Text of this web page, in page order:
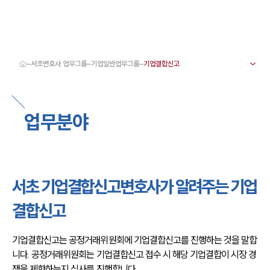
서울·서초변호사
서초형사전문변호사
서초이혼전문변호사
서초학교폭력변호사
서초변호사 주요 업무사례
서초 분사무소 오시는 길
서초변호사상담 상담접수
채용정보
서초변호사 업무그룹 기업일반업무그룹
업무분야
서초 기업결합신고변호사가 알려주는 기업
결합신고
기업결합신고는 공정거래위원회에 기업결합신고를 진행하는 것을 말합
니다. 공정거래위원회는 기업결합신고 접수 시 해당 기업결합이 시장 경